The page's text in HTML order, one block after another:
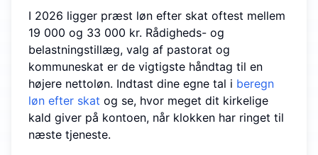
I 2026 ligger præst løn efter skat oftest mellem
19 000 og 33 000 kr. Rådigheds- og
belastnings­tillæg, valg af pastorat og
kommuneskat er de vigtigste håndtag til en
højere nettoløn. Indtast dine egne tal i beregn
løn efter skat og se, hvor meget dit kirkelige
kald giver på kontoen, når klokken har ringet til
næste tjeneste.